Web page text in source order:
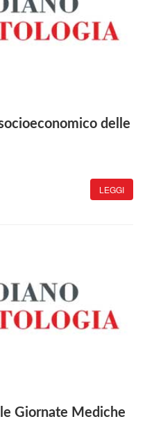
delle
LEGGI
Giornate Mediche